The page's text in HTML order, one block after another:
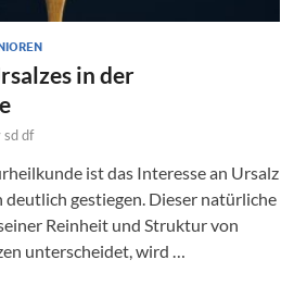
in der
sd df
ist das Interesse an Ursalz
deutlich gestiegen. Dieser natürliche
Reinheit und Struktur von
unterscheidet, wird …